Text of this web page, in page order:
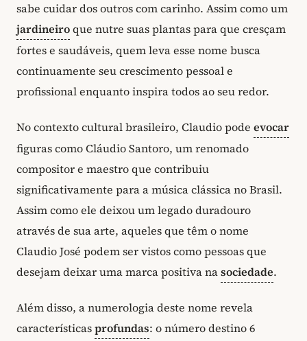
sabe cuidar dos outros com carinho. Assim como um
jardineiroque nutre suas plantas para que cresçam
fortes e saudáveis, quem leva esse nome busca
continuamente seu crescimento pessoal e
profissional enquanto inspira todos ao seu redor.
No contexto cultural brasileiro, Claudio pode evocar
figuras como Cláudio Santoro, um renomado
compositor e maestro que contribuiu
significativamente para a música clássica no Brasil.
Assim como ele deixou um legado duradouro
através de sua arte, aqueles que têm o nome
Claudio José podem ser vistos como pessoas que
desejam deixar uma marca positiva nasociedade.
Além disso, a numerologia deste nome revela
característicasprofundas: o número destino 6